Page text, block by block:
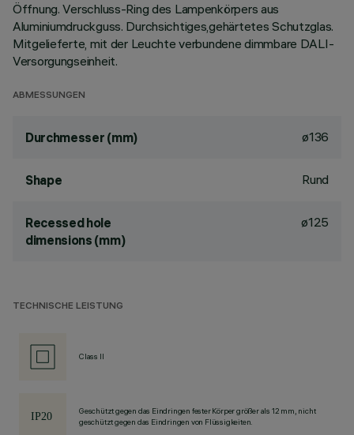
Öffnung. Verschluss-Ring des Lampenkörpers aus
Aluminiumdruckguss. Durchsichtiges,gehärtetes Schutzglas.
Mitgelieferte, mit der Leuchte verbundene dimmbare DALI-
Versorgungseinheit.
ABMESSUNGEN
Durchmesser (mm) ø136
Shape Rund
Recessed hole
dimensions (mm)
ø125
TECHNISCHE LEISTUNG
Class II
Geschützt gegen das Eindringen fester Körper größer als 12 mm, nicht
geschützt gegen das Eindringen von Flüssigkeiten.